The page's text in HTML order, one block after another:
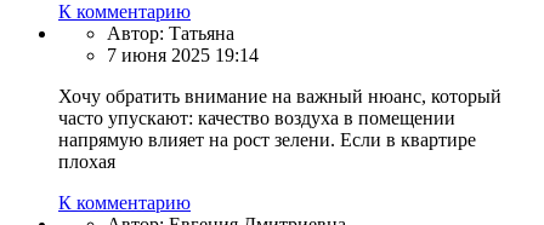
К комментарию
Автор: Татьяна
7 июня 2025 19:14
Хочу обратить внимание на важный нюанс, который
часто упускают: качество воздуха в помещении
напрямую влияет на рост зелени. Если в квартире
плохая
К комментарию